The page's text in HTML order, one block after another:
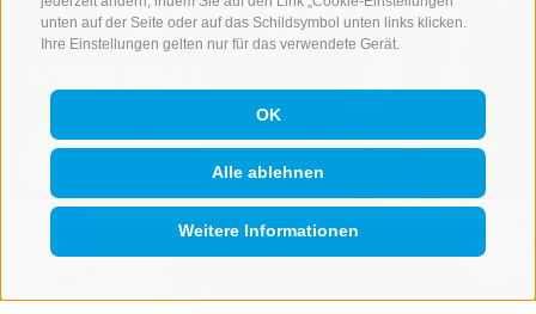
unten auf der Seite oder auf das Schildsymbol unten links klicken.
Ihre Einstellungen gelten nur für das verwendete Gerät.
OK
Alle ablehnen
Weitere Informationen
QUICKLINKS